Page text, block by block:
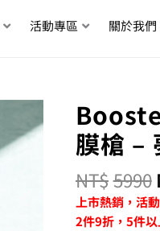
活動專區 關於我們
膜槍 –
NT$5990
上市熱銷，活
2件9折， 5件